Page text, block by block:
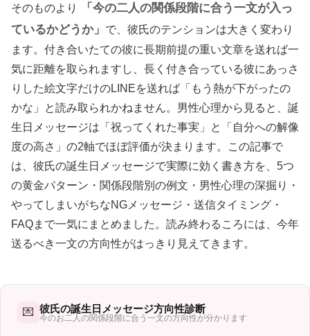
そのものより
「今の二人の関係段階に合う一文が入っ
ているかどうか」 で、彼氏のテンションは大きく変わり
ます。付き合いたての彼に長期前提の重い文章を送れば一
気に距離を取られますし、長く付き合っている彼にあっさ
りした絵文字だけのLINEを送れば「もう熱が下がったの
かな」と読み取られかねません。男性心理から見ると、誕
生日メッセージは「祝ってくれた事実」と「自分への解像
度の高さ」の2軸でほぼ評価が決まります。この記事で
は、彼氏の誕生日メッセージで実際に効く書き方を、5つ
の黄金パターン・関係段階別の例文・男性心理の深掘り・
やってしまいがちなNGメッセージ・送信タイミング・
FAQまで一気にまとめました。読み終わるころには、今年
送るべき一文の方向性がはっきり見えてきます。
💌 彼氏の誕生日メッセージ方向性診断
今のお二人の関係段階に合う一文の方向性が分かります